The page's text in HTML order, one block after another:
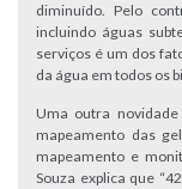
diminuído. Pelo
incluindo águas
serviços é um dos
da água em todos os
Uma outra
mapeamento das
mapeamento e
Souza explica que